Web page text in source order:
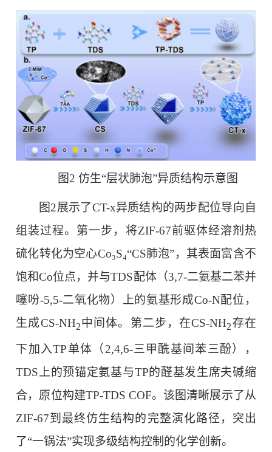
图2 仿生“层状肺泡”异质结构示意图
图2展示了CT-x异质结构的两步配位导向自
组装过程。第一步，将ZIF-67前驱体经溶剂热
硫化转化为空心Co₃S₄“CS肺泡”，其表面富含不
饱和Co位点，并与TDS配体（3,7-二氨基二苯并
噻吩-5,5-二氧化物）上的氨基形成Co-N配位，
生成CS-NH2中间体。第二步，在CS-NH2存在
下加入TP单体（2,4,6-三甲酰基间苯三酚），
TDS上的预锚定氨基与TP的醛基发生席夫碱缩
合，原位构建TP-TDS COF。该图清晰展示了从
ZIF-67到最终仿生结构的完整演化路径，突出
了“一锅法”实现多级结构控制的化学创新。